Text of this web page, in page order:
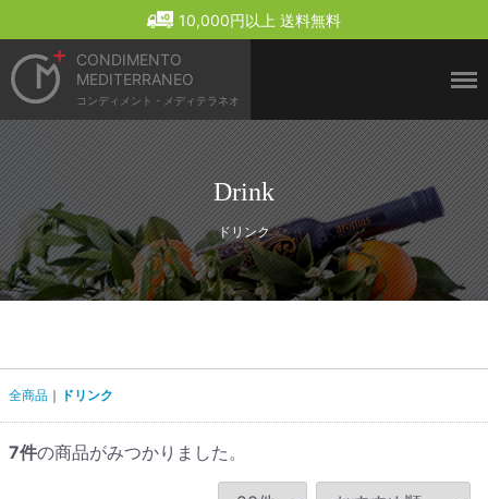
10,000円以上 送料無料
CONDIMENTO
MEDITERRANEO
コンディメント・メディテラネオ
Drink
ドリンク
全商品 ドリンク
7件の商品がみつかりました。